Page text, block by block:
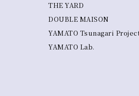
THE YARD
DOUBLE MAISON
YAMATO Tsunagari
YAMATO Lab.